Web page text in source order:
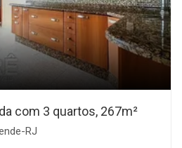
com 3 quartos, 267m²
RJ